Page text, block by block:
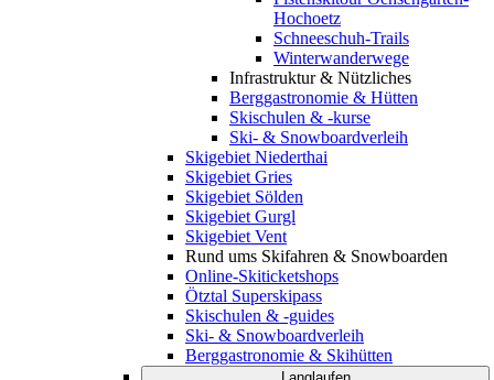
Hochoetz
Schneeschuh-Trails
Winterwanderwege
Infrastruktur & Nützliches
Berggastronomie & Hütten
Skischulen & -kurse
Ski- & Snowboardverleih
Skigebiet Niederthai
Skigebiet Gries
Skigebiet Sölden
Skigebiet Gurgl
Skigebiet Vent
Rund ums Skifahren & Snowboarden
Online-Skiticketshops
Ötztal Superskipass
Skischulen & -guides
Ski- & Snowboardverleih
Berggastronomie & Skihütten